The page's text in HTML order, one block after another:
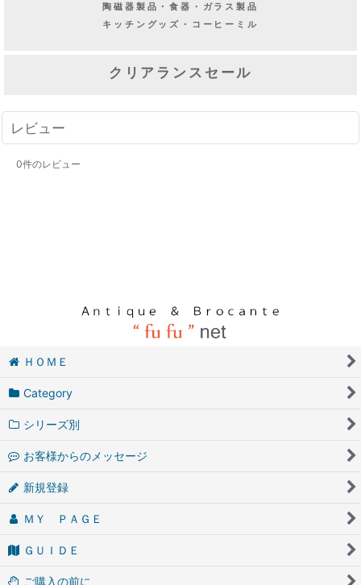
陶磁器製品・食器・ガラス製品
キッチングッズ・コーヒーミル
クリアランスセール
レビュー
0件のレビュー
ＨＯＭＥ
Category
シリーズ別
お客様からのメッセージ
新規登録
ＭＹ ＰＡＧＥ
ＧＵＩＤＥ
ご購入の前に